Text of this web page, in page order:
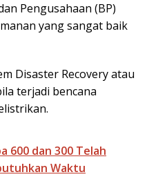
Pengusahaan (BP)
yang sangat baik
Disaster Recovery atau
terjadi bencana
600 dan 300 Telah
Waktu